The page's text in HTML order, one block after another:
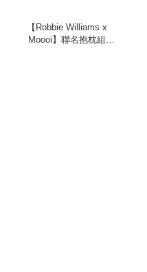
【Robbie Williams x
Moooi】聯名抱枕組